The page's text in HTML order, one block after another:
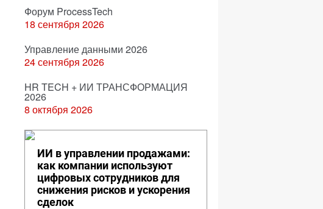
Форум ProcessTech
18 сентября 2026
Управление данными 2026
24 сентября 2026
HR TECH + ИИ ТРАНСФОРМАЦИЯ
2026
8 октября 2026
ИИ в управлении продажами:
как компании используют
цифровых сотрудников для
снижения рисков и ускорения
сделок